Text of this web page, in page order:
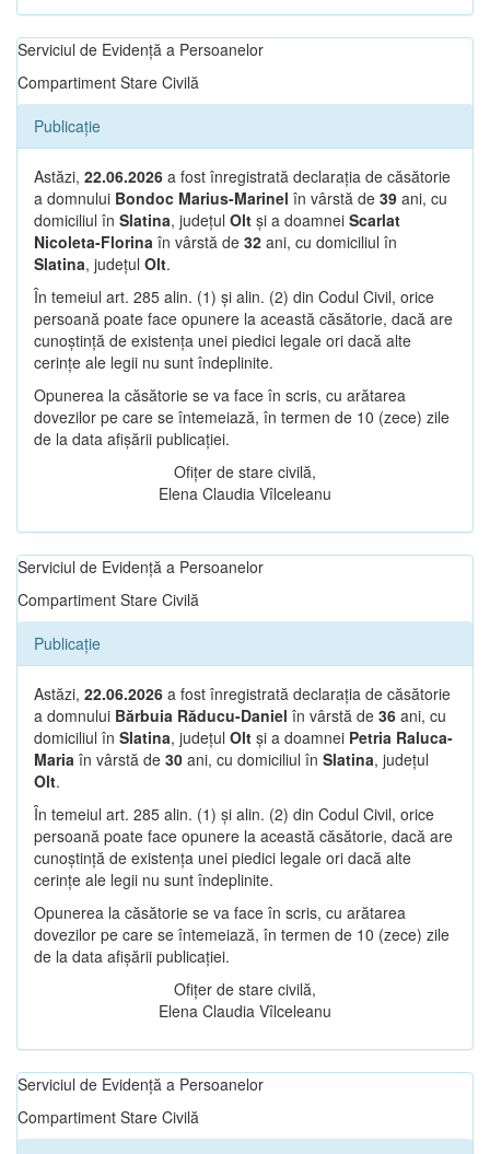
Serviciul de Evidență a Persoanelor
Compartiment Stare Civilă
Publicație
Astăzi, 22.06.2026 a fost înregistrată declarația de căsătorie
a domnului Bondoc Marius-Marinel în vârstă de 39 ani, cu
domiciliul în Slatina, județul Olt și a doamnei Scarlat
Nicoleta-Florina în vârstă de 32 ani, cu domiciliul în
Slatina, județul Olt.
În temeiul art. 285 alin. (1) și alin. (2) din Codul Civil, orice
persoană poate face opunere la această căsătorie, dacă are
cunoștință de existența unei piedici legale ori dacă alte
cerințe ale legii nu sunt îndeplinite.
Opunerea la căsătorie se va face în scris, cu arătarea
dovezilor pe care se întemeiază, în termen de 10 (zece) zile
de la data afișării publicației.
Ofițer de stare civilă,
Elena Claudia Vîlceleanu
Serviciul de Evidență a Persoanelor
Compartiment Stare Civilă
Publicație
Astăzi, 22.06.2026 a fost înregistrată declarația de căsătorie
a domnului Bărbuia Răducu-Daniel în vârstă de 36 ani, cu
domiciliul în Slatina, județul Olt și a doamnei Petria Raluca-
Maria în vârstă de 30 ani, cu domiciliul în Slatina, județul
Olt.
În temeiul art. 285 alin. (1) și alin. (2) din Codul Civil, orice
persoană poate face opunere la această căsătorie, dacă are
cunoștință de existența unei piedici legale ori dacă alte
cerințe ale legii nu sunt îndeplinite.
Opunerea la căsătorie se va face în scris, cu arătarea
dovezilor pe care se întemeiază, în termen de 10 (zece) zile
de la data afișării publicației.
Ofițer de stare civilă,
Elena Claudia Vîlceleanu
Serviciul de Evidență a Persoanelor
Compartiment Stare Civilă